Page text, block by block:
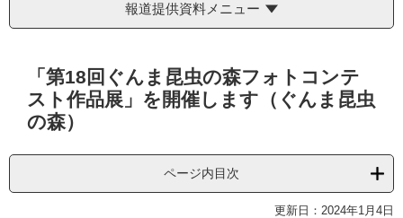
報道提供資料メニュー
「第18回ぐんま昆虫の森フォトコンテ
スト作品展」を開催します（ぐんま昆虫
の森）
ページ内目次
更新日：2024年1月4日